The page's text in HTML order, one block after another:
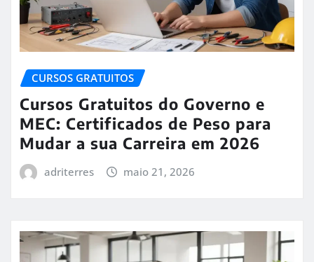
CURSOS GRATUITOS
Cursos Gratuitos do Governo e
MEC: Certificados de Peso para
Mudar a sua Carreira em 2026
adriterres maio 21, 2026